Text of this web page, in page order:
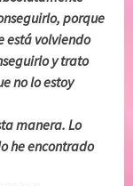
porque
está volviendo
y trato
no lo estoy
manera. Lo
he encontrado